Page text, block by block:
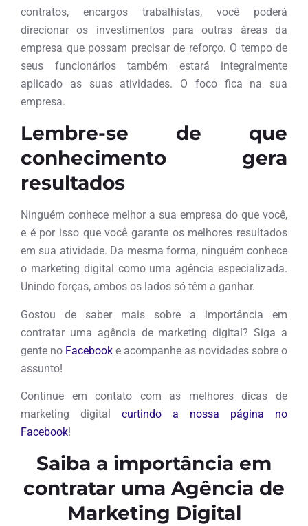
contratos, encargos trabalhistas, você poderá
direcionar os investimentos para outras áreas da
empresa que possam precisar de reforço. O tempo de
seus funcionários também estará integralmente
aplicado as suas atividades. O foco fica na sua
empresa.
Lembre-se de que
conhecimento gera
resultados
Ninguém conhece melhor a sua empresa do que você,
e é por isso que você garante os melhores resultados
em sua atividade. Da mesma forma, ninguém conhece
o marketing digital como uma agência especializada.
Unindo forças, ambos os lados só têm a ganhar.
Gostou de saber mais sobre a importância em
contratar uma agência de marketing digital? Siga a
gente no Facebook e acompanhe as novidades sobre o
assunto!
Continue em contato com as melhores dicas de
marketing digital curtindo a nossa página no
Facebook!
Saiba a importância em
contratar uma Agência de
Marketing Digital